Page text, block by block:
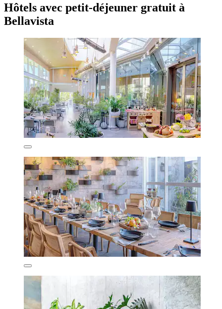
Hôtels avec petit-déjeuner gratuit à
Bellavista